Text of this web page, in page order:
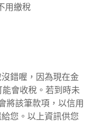
用繳稅
錯喔，因為現在金
會收稅。若到時未
將該筆款項，以信用
您。以上資訊供您